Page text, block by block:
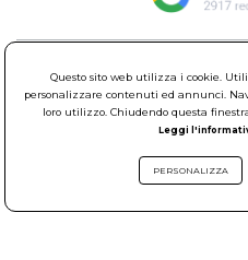
© Elettroservice Spa - Sede
00015
Partita Iva: 01586761007 -
Sociale 1.600.000,00 Euro i.v.
Roma REA:
Sede Operativa: Via Leonardo
Questo sito web utilizza i cookie.
personalizzare contenuti ed annunci.
loro utilizzo. Chiudendo questa
Leggi
PERSONALIZZA